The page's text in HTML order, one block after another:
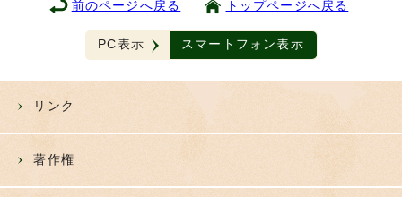
前のページへ戻る トップページへ戻る
PC表示 スマートフォン表示
リンク
著作権